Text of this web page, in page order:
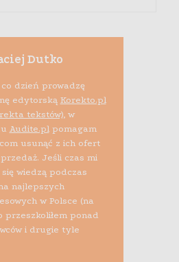
Dutko
co dzień prowadzę
edytorską Korekto.pl
tekstów), w
Audite.plpomagam
usunąć z ich ofert
Jeśli czas mi
wiedzą podczas
najlepszych
w Polsce (na
przeszkoliłem ponad
i drugie tyle